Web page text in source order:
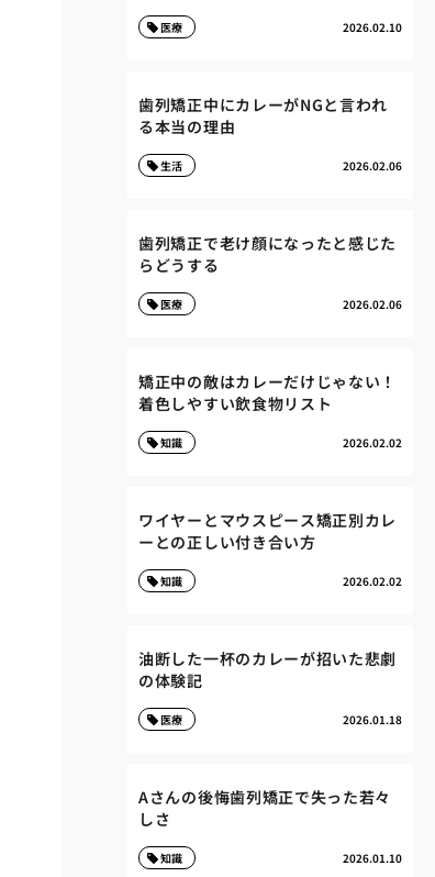
2026.02.10
医療
歯列矯正中にカレーがNGと言われ
る本当の理由
2026.02.06
生活
歯列矯正で老け顔になったと感じた
らどうする
2026.02.06
医療
矯正中の敵はカレーだけじゃない！
着色しやすい飲食物リスト
2026.02.02
知識
ワイヤーとマウスピース矯正別カレ
ーとの正しい付き合い方
2026.02.02
知識
油断した一杯のカレーが招いた悲劇
の体験記
2026.01.18
医療
Aさんの後悔歯列矯正で失った若々
しさ
2026.01.10
知識